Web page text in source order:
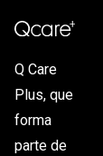
Q Care
Plus, que
forma
parte de